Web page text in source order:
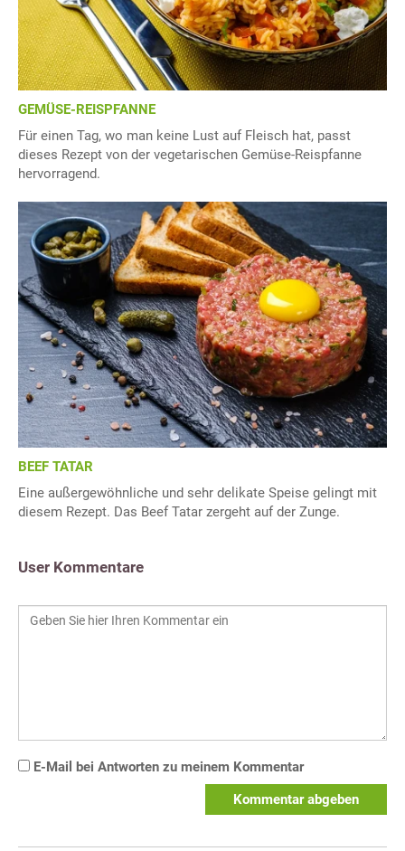
GEMÜSE-REISPFANNE
Für einen Tag, wo man keine Lust auf Fleisch hat, passt
dieses Rezept von der vegetarischen Gemüse-Reispfanne
hervorragend.
BEEF TATAR
Eine außergewöhnliche und sehr delikate Speise gelingt mit
diesem Rezept. Das Beef Tatar zergeht auf der Zunge.
User Kommentare
E-Mail bei Antworten zu meinem Kommentar
Kommentar abgeben